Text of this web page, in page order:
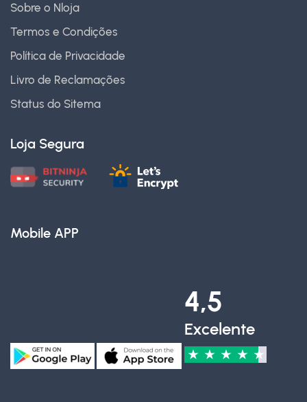
Sobre o Nloja
Termos e Condições
Política de Privacidade
Livro de Reclamações
Status do Sitema
Loja Segura
Mobile APP
4,5
Excelente
★ ★ ★ ★ ★